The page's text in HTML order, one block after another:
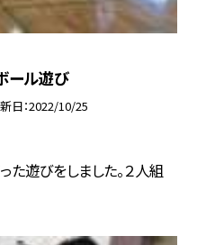
ール遊び
日 2022/10/25
た遊びをしました。２人組